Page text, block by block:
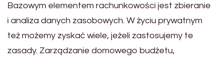
Bazowym elementem rachunkowości jest zbieranie
i analiza danych zasobowych. W życiu prywatnym
też możemy zyskać wiele, jeżeli zastosujemy te
zasady. Zarządzanie domowego budżetu,